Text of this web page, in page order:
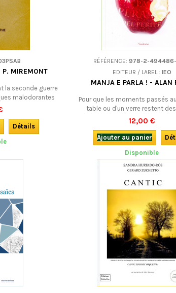
MIREMONT
la seconde guerre
malodorantes
témoignage sur la
guerre ! LIVRE
Rodez, 1953.
Détails
RÉFÉRENCE: 978-2-
EDITEUR / LABEL : IEO
MANJA E PARLA ! - ALAN
Pour que les moments passés
table ou d'un verre restent
d'échange et de convivialité, un
2000 formules et proverbes
boire et du manger, à
modération... ainsi qu'un jeu
d'humour.En occitan.
12,00 €
Ajouter au panier
Disponible